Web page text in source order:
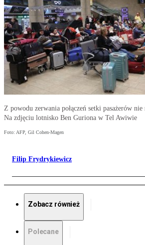
Z powodu zerwania połączeń setki pasażerów
Na zdjęciu lotnisko Ben Guriona w Tel Awiwie
Foto: AFP, Gil Cohen-Magen
Filip Frydrykiewicz
Zobacz również
Polecane